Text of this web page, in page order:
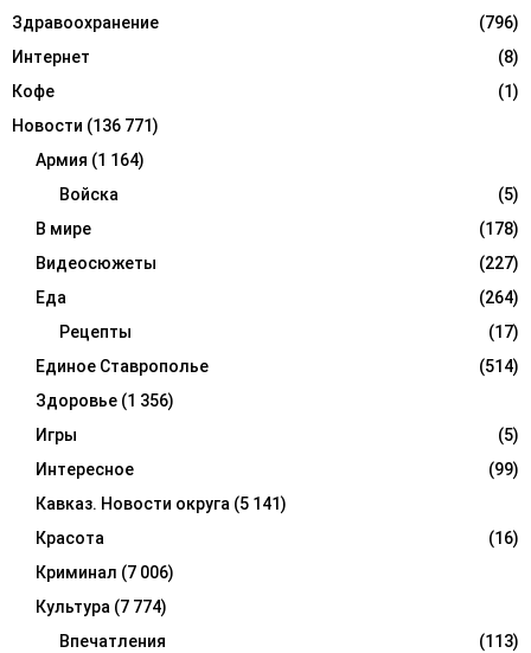
Здравоохранение
(796)
Интернет
(8)
Кофе
(1)
Новости (136 771)
Армия (1 164)
Войска
(5)
В мире
(178)
Видеосюжеты
(227)
Еда
(264)
Рецепты
(17)
Единое Ставрополье
(514)
Здоровье (1 356)
Игры
(5)
Интересное
(99)
Кавказ. Новости округа (5 141)
Красота
(16)
Криминал (7 006)
Культура (7 774)
Впечатления
(113)